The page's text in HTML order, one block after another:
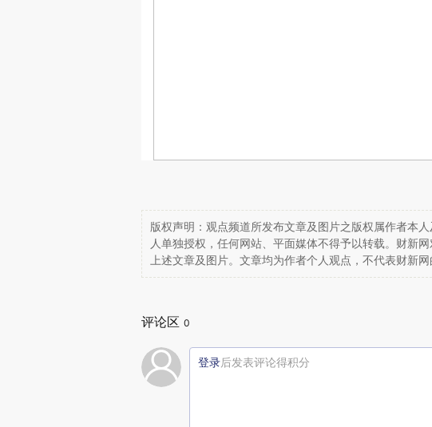
版权声明：观点频道所发布文章及图片之版权属作者本
人单独授权，任何网站、平面媒体不得予以转载。财新
上述文章及图片。文章均为作者个人观点，不代表财新网
评论区 0
登录后发表评论得积分